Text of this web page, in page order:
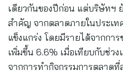
เดียวกันของปีก่อน แต่บริษัทฯ
สำคัญ จากตลาดภายในประเท
แข็งแกร่ง โดยมีรายได้จากกา
เพิ่มขึ้น 6.6% เมื่อเทียบกับช่ว
จากการทำกิจกรรมการตลาดที่